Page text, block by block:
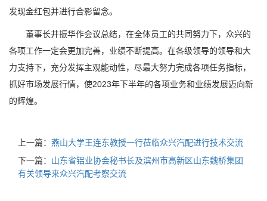
发现金红包并进行合影留念。
董事长井振华作会议总结，在全体员工的共同努力下，众兴的
各项工作一定会更加完善，业绩不断提高。在各级领导的领导和大
力支持下，充分发挥主观能动性，尽最大努力完成各项任务指标，
抓好市场发展行情，使2023年下半年的各项业务和业绩发展迈向新
的辉煌。
上一篇： 燕山大学王连东教授一行莅临众兴汽配进行技术交流
下一篇： 山东省铝业协会秘书长及滨州市高新区山东魏桥集团
有关领导来众兴汽配考察交流